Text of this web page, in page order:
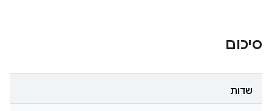
סיכום
שדות